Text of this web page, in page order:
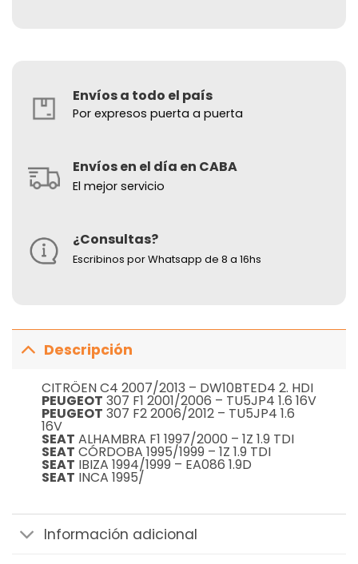
Envíos a todo el país
Por expresos puerta a puerta
Envíos en el día en CABA
El mejor servicio
¿Consultas?
Escribinos por Whatsapp de 8 a 16hs
Descripción
CITRÖEN C4 2007/2013 – DW10BTED4 2. HDI
PEUGEOT 307 F1 2001/2006 – TU5JP4 1.6 16V
PEUGEOT 307 F2 2006/2012 – TU5JP4 1.6
16V
SEAT ALHAMBRA F1 1997/2000 – 1Z 1.9 TDI
SEAT CÓRDOBA 1995/1999 – 1Z 1.9 TDI
SEAT IBIZA 1994/1999 – EA086 1.9D
SEAT INCA 1995/
Información adicional